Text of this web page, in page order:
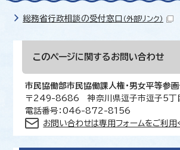
総務省行政相談の受付窓口 （外部リンク）
このページに関する お問い合わせ
市民協働部市民協働課人権・男女平等参
〒249-8686 神奈川県逗子市逗子5丁
電話番号：046-872-8156
お問い合わせは専用フォームをご利用